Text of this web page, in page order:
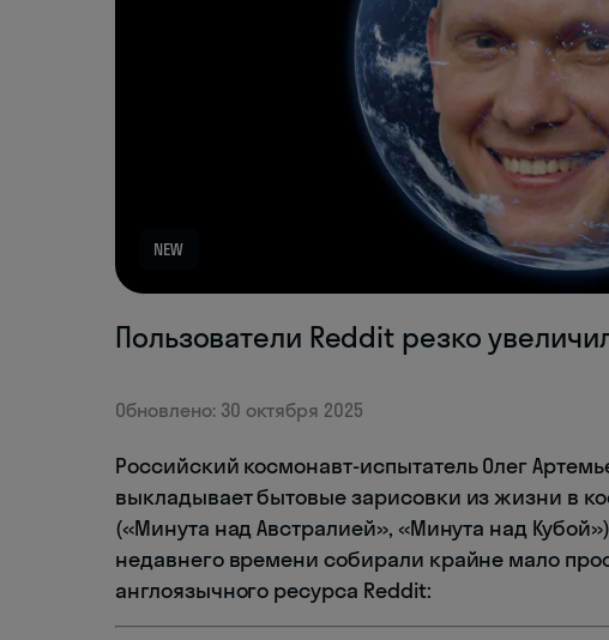
NEW
Пользователи Reddit резко
Обновлено: 30 октября 2025
Российский космонавт-испытатель Олег
выкладывает бытовые зарисовки из жизни в
(«Минута над Австралией», «Минута над
недавнего времени собирали крайне мало
англоязычного ресурса Reddit: